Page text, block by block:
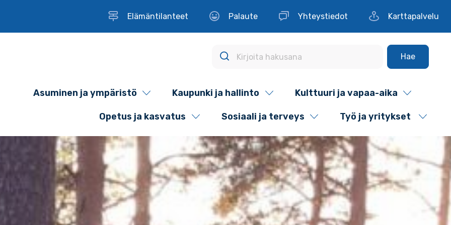
Elämäntilanteet Palaute Yhteystiedot Karttapalvelu
Hae
Asuminen ja ympäristö Kaupunki ja hallinto Kulttuuri ja vapaa-aika
Opetus ja kasvatus Sosiaali ja terveys Työ ja yritykset